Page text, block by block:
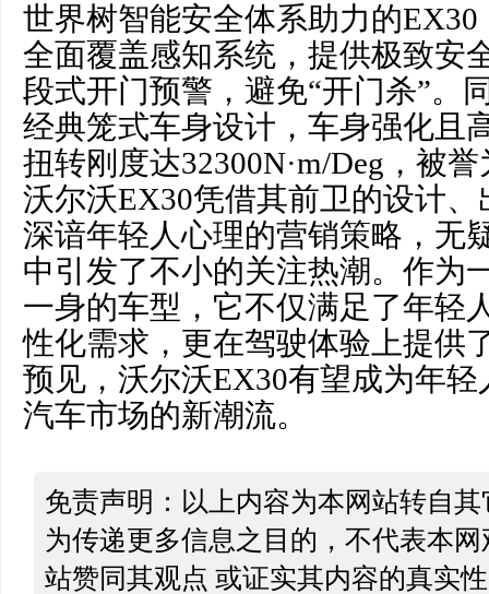
世界树智能安全体系助力的
全面覆盖感知系统，提供极致安
段式开门预警，避免“开门杀”。
经典笼式车身设计，车身强化且
扭转刚度达32300N·m/Deg，被
沃尔沃EX30凭借其前卫的设计
深谙年轻人心理的营销策略，无
中引发了不小的关注热潮。作为
一身的车型，它不仅满足了年轻
性化需求，更在驾驶体验上提供
预见，沃尔沃EX30有望成为年
汽车市场的新潮流。
免责声明：以上内容为本网站转自
为传递更多信息之目的，不代表本
站赞同其观点 或证实其内容的真实